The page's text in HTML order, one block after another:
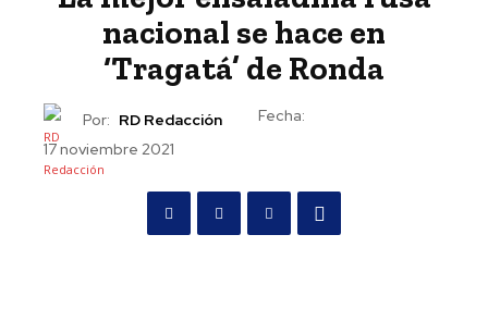
nacional se hace en
‘Tragatá’ de Ronda
Por: RD Redacción
Fecha:
17 noviembre 2021